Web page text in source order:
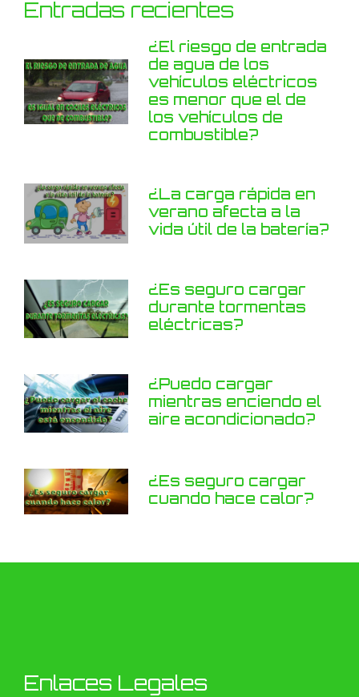
Entradas recientes
¿El riesgo de entrada
de agua de los
vehículos eléctricos
es menor que el de
los vehículos de
combustible?
¿La carga rápida en
verano afecta a la
vida útil de la batería?
¿Es seguro cargar
durante tormentas
eléctricas?
¿Puedo cargar
mientras enciendo el
aire acondicionado?
¿Es seguro cargar
cuando hace calor?
Enlaces Legales